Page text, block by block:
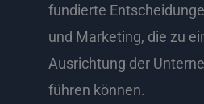
fundierte
und Marketing, die zu
Ausrichtung der
führen können.